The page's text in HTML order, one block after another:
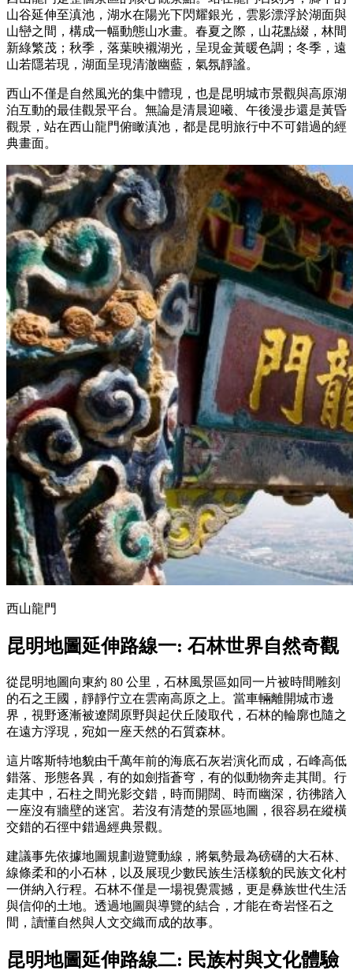
山谷延伸至滇池，湖水在陽光下閃耀銀光，雲影漂浮於湖面與
山巒之間，構成一幅動態山水畫。春夏之際，山花點綴，林間
新綠繁茂；秋季，落葉映襯湖光，呈現金黃暖色調；冬季，遠
山若隱若現，湖面呈現清澈幽藍，氣氛靜謐。
西山不僅是自然風光的集中體現，也是昆明城市景觀與高原湖
泊互動的最佳觀景平台。無論是清晨迎曦、午後漫步還是黃昏
觀景，站在西山龍門俯瞰滇池，都是昆明旅行中不可錯過的經
典畫面。
西山龍門
昆明地圖延伸路線一: 石林世界自然奇觀
從昆明地圖向東約 80 公里，石林風景區如同一片被時間雕刻
的石之王國，靜靜佇立在雲南高原之上。當車輛離開城市邊
界，視野逐漸被遼闊原野與起伏丘陵取代，石林的輪廓也隨之
在遠方浮現，宛如一座天然的石質森林。
這片喀斯特地貌由千萬年前的海底石灰岩演化而成，石峰高低
錯落、形態各異，有的如劍指蒼穹，有的似動物奔走其間。行
走其中，石柱之間光影交錯，時而開闊、時而幽深，彷彿踏入
一座沒有牆壁的迷宮。若沒有清楚的景區地圖，很容易在縱橫
交錯的石徑中錯過經典景觀。
建議事先依據地圖規劃遊覽動線，將氣勢最為磅礴的大石林、
線條柔和的小石林，以及展現少數民族生活樣貌的民族文化村
一併納入行程。石林不僅是一場視覺震撼，更是彝族世代生活
與信仰的土地。透過地圖與導覽的結合，才能在奇岩怪石之
間，讀懂自然與人文交織而成的故事。
昆明地圖延伸路線二: 民族村與文化體驗